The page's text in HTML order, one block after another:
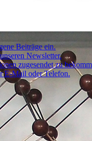
Beiträge ein.
Newsletter.
zugesendet zu
E-Mail oder Telefon.